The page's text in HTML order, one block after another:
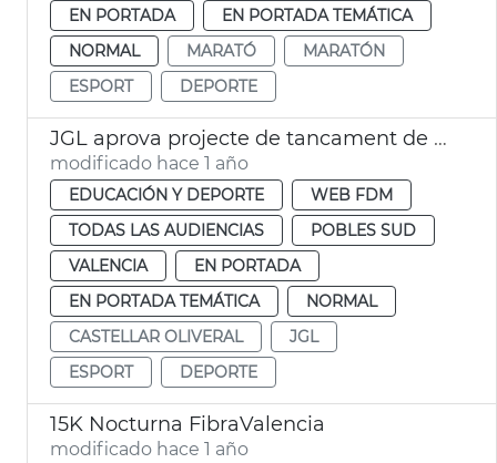
EN PORTADA
EN PORTADA TEMÁTICA
NORMAL
MARATÓ
MARATÓN
ESPORT
DEPORTE
JGL aprova projecte de tancament de l'IDE de Castellar-l'Oliveral València
modificado hace 1 año
EDUCACIÓN Y DEPORTE
WEB FDM
TODAS LAS AUDIENCIAS
POBLES SUD
VALENCIA
EN PORTADA
EN PORTADA TEMÁTICA
NORMAL
CASTELLAR OLIVERAL
JGL
ESPORT
DEPORTE
15K Nocturna FibraValencia
modificado hace 1 año